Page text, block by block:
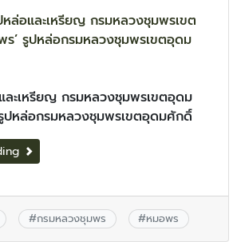
ละเหรียญ กรมหลวงชุมพรเขตอุดม
ปหล่อกรมหลวงชุมพรเขตอุดมศักดิ์
#กรมหลวงชุมพร #หมอพร